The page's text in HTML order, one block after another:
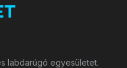
labdarúgó egyesületet.